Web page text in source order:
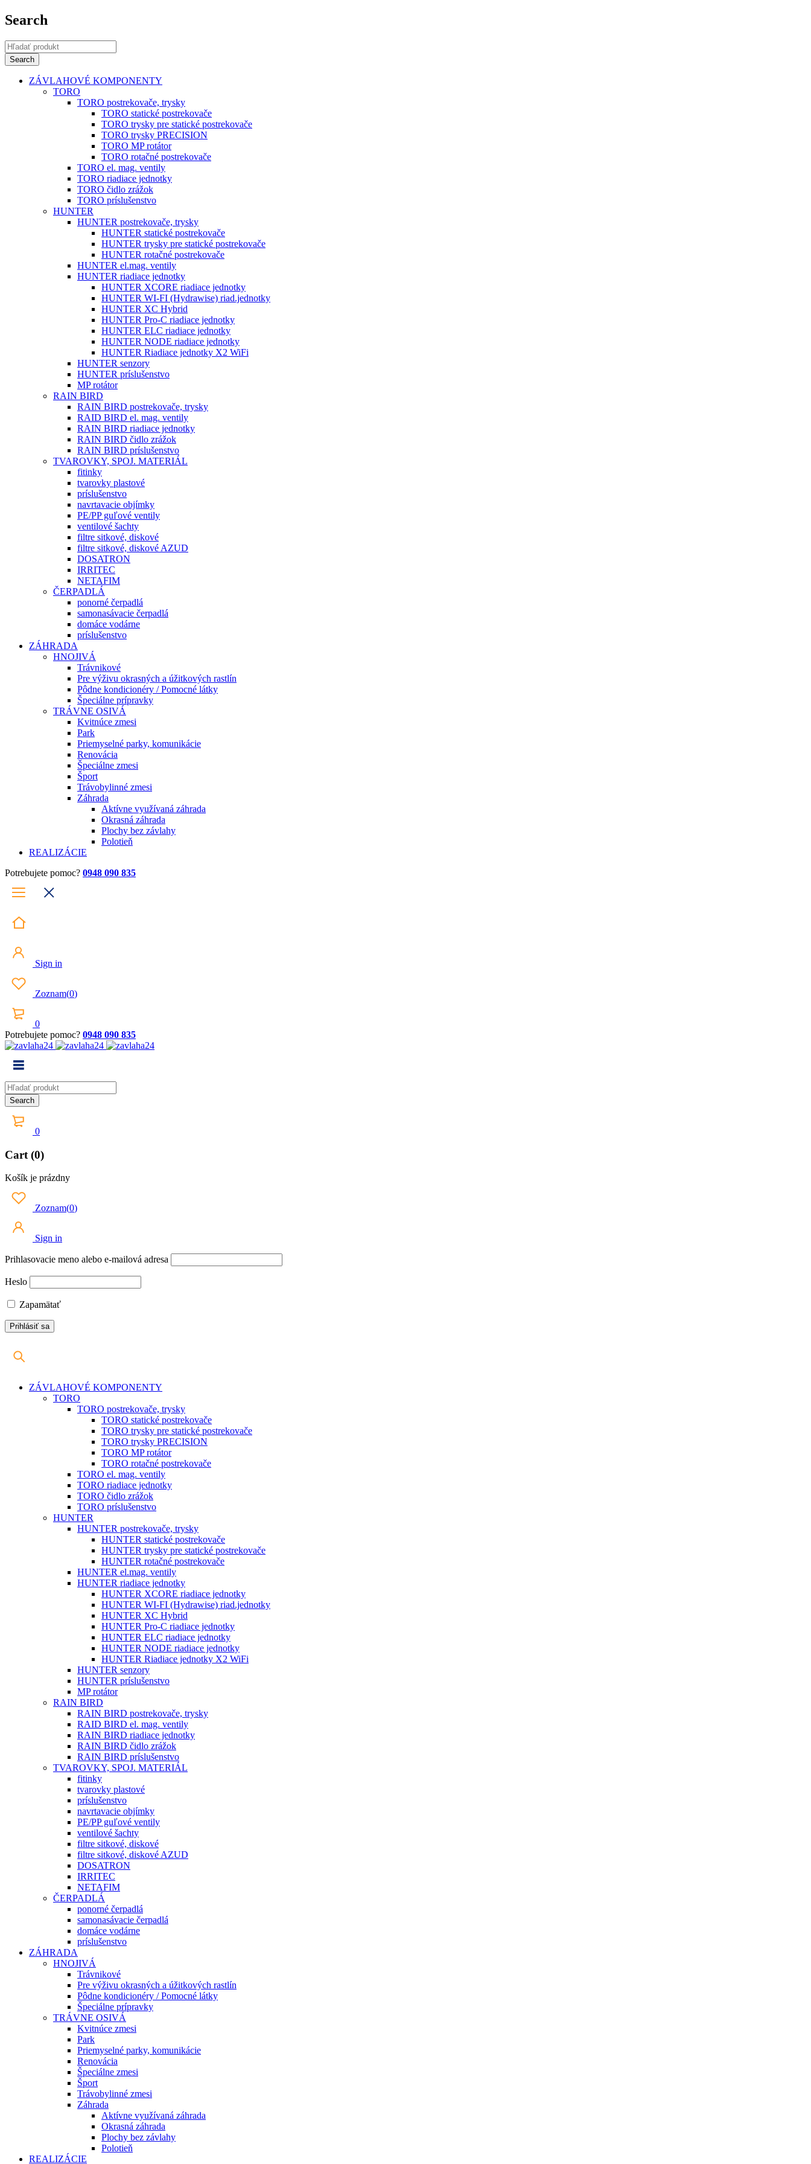
Search
ZÁVLAHOVÉ KOMPONENTY
TORO
TORO postrekovače, trysky
TORO statické postrekovače
TORO trysky pre statické postrekovače
TORO trysky PRECISION
TORO MP rotátor
TORO rotačné postrekovače
TORO el. mag. ventily
TORO riadiace jednotky
TORO čidlo zrážok
TORO príslušenstvo
HUNTER
HUNTER postrekovače, trysky
HUNTER statické postrekovače
HUNTER trysky pre statické postrekovače
HUNTER rotačné postrekovače
HUNTER el.mag. ventily
HUNTER riadiace jednotky
HUNTER XCORE riadiace jednotky
HUNTER WI-FI (Hydrawise) riad.jednotky
HUNTER XC Hybrid
HUNTER Pro-C riadiace jednotky
HUNTER ELC riadiace jednotky
HUNTER NODE riadiace jednotky
HUNTER Riadiace jednotky X2 WiFi
HUNTER senzory
HUNTER príslušenstvo
MP rotátor
RAIN BIRD
RAIN BIRD postrekovače, trysky
RAID BIRD el. mag. ventily
RAIN BIRD riadiace jednotky
RAIN BIRD čidlo zrážok
RAIN BIRD príslušenstvo
TVAROVKY, SPOJ. MATERIÁL
fitinky
tvarovky plastové
príslušenstvo
navrtavacie objímky
PE/PP guľové ventily
ventilové šachty
filtre sitkové, diskové
filtre sitkové, diskové AZUD
DOSATRON
IRRITEC
NETAFIM
ČERPADLÁ
ponorné čerpadlá
samonasávacie čerpadlá
domáce vodárne
príslušenstvo
ZÁHRADA
HNOJIVÁ
Trávnikové
Pre výživu okrasných a úžitkových rastlín
Pôdne kondicionéry / Pomocné látky
Špeciálne prípravky
TRÁVNE OSIVÁ
Kvitnúce zmesi
Park
Priemyselné parky, komunikácie
Renovácia
Špeciálne zmesi
Šport
Trávobylinné zmesi
Záhrada
Aktívne využívaná záhrada
Okrasná záhrada
Plochy bez závlahy
Polotieň
REALIZÁCIE
Potrebujete pomoc? 0948 090 835
Sign in
Zoznam(0)
0
Potrebujete pomoc? 0948 090 835
0
Cart (0)
Košík je prázdny
Zoznam(0)
Sign in
Prihlasovacie meno alebo e-mailová adresa
Heslo
Zapamätať
ZÁVLAHOVÉ KOMPONENTY
TORO
TORO postrekovače, trysky
TORO statické postrekovače
TORO trysky pre statické postrekovače
TORO trysky PRECISION
TORO MP rotátor
TORO rotačné postrekovače
TORO el. mag. ventily
TORO riadiace jednotky
TORO čidlo zrážok
TORO príslušenstvo
HUNTER
HUNTER postrekovače, trysky
HUNTER statické postrekovače
HUNTER trysky pre statické postrekovače
HUNTER rotačné postrekovače
HUNTER el.mag. ventily
HUNTER riadiace jednotky
HUNTER XCORE riadiace jednotky
HUNTER WI-FI (Hydrawise) riad.jednotky
HUNTER XC Hybrid
HUNTER Pro-C riadiace jednotky
HUNTER ELC riadiace jednotky
HUNTER NODE riadiace jednotky
HUNTER Riadiace jednotky X2 WiFi
HUNTER senzory
HUNTER príslušenstvo
MP rotátor
RAIN BIRD
RAIN BIRD postrekovače, trysky
RAID BIRD el. mag. ventily
RAIN BIRD riadiace jednotky
RAIN BIRD čidlo zrážok
RAIN BIRD príslušenstvo
TVAROVKY, SPOJ. MATERIÁL
fitinky
tvarovky plastové
príslušenstvo
navrtavacie objímky
PE/PP guľové ventily
ventilové šachty
filtre sitkové, diskové
filtre sitkové, diskové AZUD
DOSATRON
IRRITEC
NETAFIM
ČERPADLÁ
ponorné čerpadlá
samonasávacie čerpadlá
domáce vodárne
príslušenstvo
ZÁHRADA
HNOJIVÁ
Trávnikové
Pre výživu okrasných a úžitkových rastlín
Pôdne kondicionéry / Pomocné látky
Špeciálne prípravky
TRÁVNE OSIVÁ
Kvitnúce zmesi
Park
Priemyselné parky, komunikácie
Renovácia
Špeciálne zmesi
Šport
Trávobylinné zmesi
Záhrada
Aktívne využívaná záhrada
Okrasná záhrada
Plochy bez závlahy
Polotieň
REALIZÁCIE